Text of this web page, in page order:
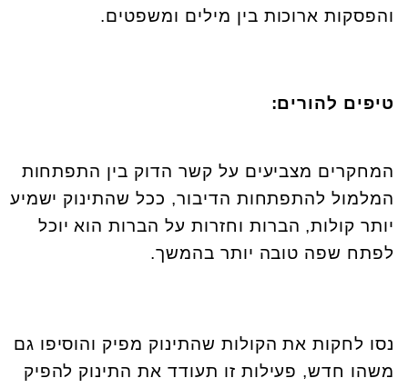
והפסקות ארוכות בין מילים ומשפטים.
טיפים להורים:
המחקרים מצביעים על קשר הדוק בין התפתחות
המלמול להתפתחות הדיבור, ככל שהתינוק ישמיע
יותר קולות, הברות וחזרות על הברות הוא יוכל
לפתח שפה טובה יותר בהמשך.
נסו לחקות את הקולות שהתינוק מפיק והוסיפו גם
משהו חדש, פעילות זו תעודד את התינוק להפיק